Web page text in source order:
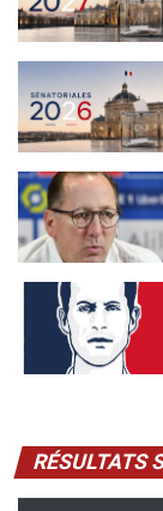
RÉSULTATS